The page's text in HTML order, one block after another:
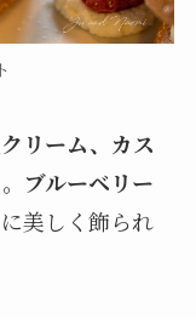
リーム、カス
。 ブルーベリー
美しく飾られ